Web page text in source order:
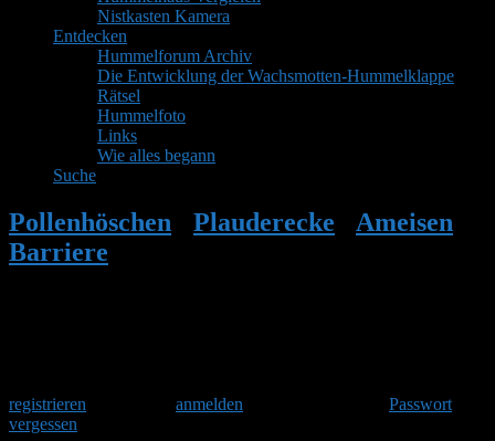
Nistkasten Kamera
Entdecken
Hummelforum Archiv
Die Entwicklung der Wachsmotten-Hummelklappe
Rätsel
Hummelfoto
Links
Wie alles begann
Suche
Pollenhöschen Plauderecke
Ameisen
Barriere
registrieren
anmelden
Passwort
vergessen